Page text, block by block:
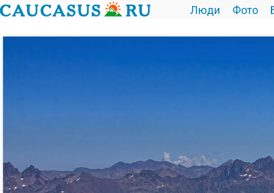
Люди Фото